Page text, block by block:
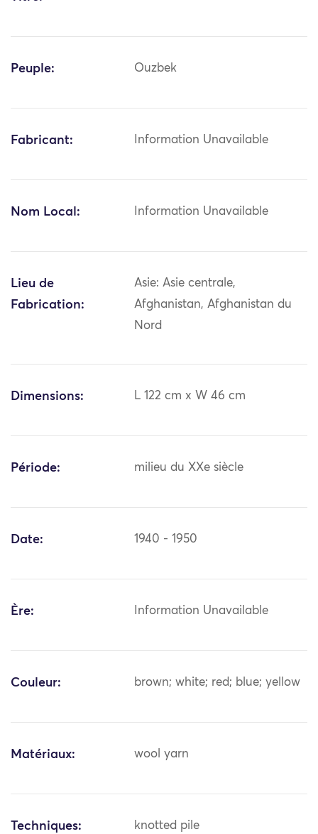
Peuple: Ouzbek
Fabricant: Information Unavailable
Nom Local: Information Unavailable
Lieu de
Fabrication:
Asie: Asie centrale,
Afghanistan, Afghanistan du
Nord
Dimensions: L 122 cm x W 46 cm
Période: milieu du XXe siècle
Date: 1940 - 1950
Ère: Information Unavailable
Couleur: brown; white; red; blue; yellow
Matériaux: wool yarn
Techniques: knotted pile